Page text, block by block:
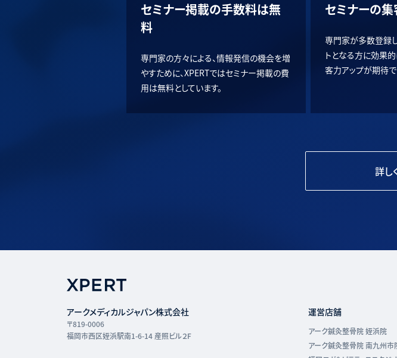
セミナー掲載の手数料は無
料
専門家の方々による、情報発信の機会を増
やすために、XPERTではセミナー掲載の費
用は無料としています。
セミナーの
専門家が多数登録
トとなる方に効果
客力アップが期待で
詳し
アークメディカルジャパン株式会社
〒819-0006
福岡市西区姪浜駅南1-6-14 産照ビル２F
運営店舗
アーク鍼灸整骨院 姪浜院
アーク鍼灸整骨院 南九州市